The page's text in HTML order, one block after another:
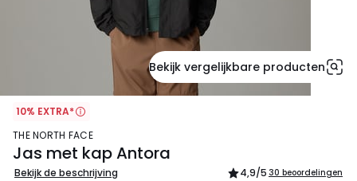
Bekijk vergelijkbare producten
10% EXTRA*
THE NORTH FACE
Jas met kap Antora
Bekijk de beschrijving 4,9/5 30 beoordelingen